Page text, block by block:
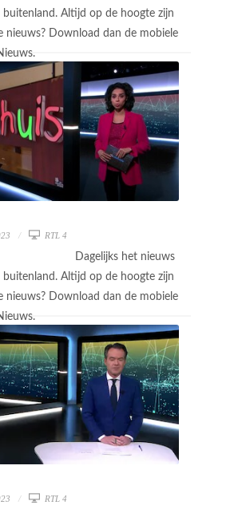
Altijd op de hoogte zijn
nieuws? Download dan de mobiele
RTL 4
Dagelijks het nieuws
Altijd op de hoogte zijn
nieuws? Download dan de mobiele
RTL 4